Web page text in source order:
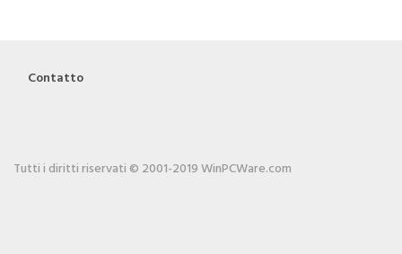
Contatto
Tutti i diritti riservati © 2001-2019 WinPCWare.com